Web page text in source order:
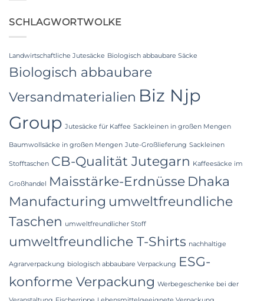
a
Premier
in
High-
SCHLAGWORTWOLKE
Landwirtschaftliche Jutesäcke Biologisch abbaubare Säcke
Biologisch abbaubare
Versandmaterialien Biz Njp
Group Jutesäcke für Kaffee Sackleinen in großen Mengen
Baumwollsäcke in großen Mengen Jute-Großlieferung Sackleinen
Stofftaschen CB-Qualität Jutegarn Kaffeesäcke im
Großhandel Maisstärke-Erdnüsse Dhaka
Manufacturing umweltfreundliche
Taschen umweltfreundlicher Stoff
umweltfreundliche T-Shirts nachhaltige
Agrarverpackung biologisch abbaubare Verpackung ESG-
konforme Verpackung Werbegeschenke bei der